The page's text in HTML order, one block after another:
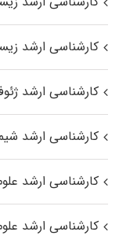
کارشناسی ارشد
کارشناسی ارشد
کارشناسی ارشد
کارشناسی ارشد
کارشناسی ارشد